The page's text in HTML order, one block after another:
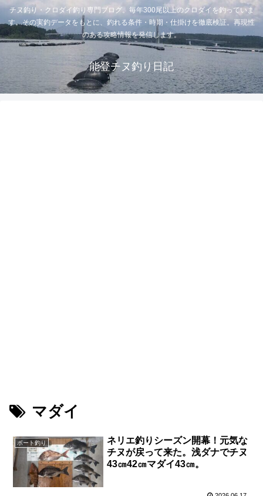
チヌ釣り・クロダイ釣り専門ブログ。毎年300尾以上のクロダイを釣っていま
す。その実釣データをもとに、釣れる条件・時期・仕掛けを徹底検証。再現性
のある攻略情報を発信します。
能登チヌ釣り日記
マダイ
ボート釣り
ネリエ釣りシーズン開幕！元気な
チヌが戻って来た。浅ダナでチヌ
43㎝42㎝マダイ43㎝。